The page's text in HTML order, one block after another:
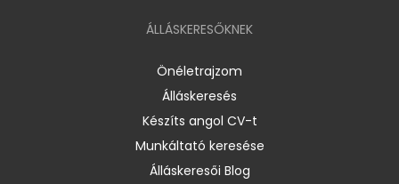
ÁLLÁSKERESŐKNEK
Önéletrajzom
Álláskeresés
Készíts angol CV-t
Munkáltató keresése
Álláskeresői Blog